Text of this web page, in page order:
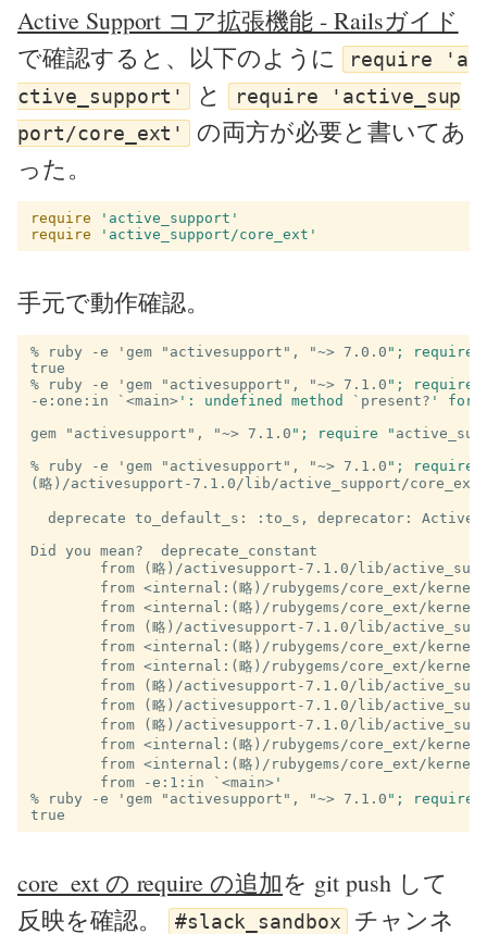
Active Support コア拡張機能 - Railsガイド
で確認すると、以下のように require 'a
ctive_support'
と require 'active_sup
port/core_ext'
の両方が必要と書いてあ
った。
require
'active_support'
require
'active_support/core_ext'
手元で動作確認。
% ruby -e 'gem "activesupport", "~> 7.0.0 "; require
% ruby -e 'gem "activesupport", "~> 7.1.0 "; require
-e:one:in `<main> ': undefined method ` present?
gem "activesupport", "~> 7.1.0 "; require "
% ruby -e 'gem "activesupport", "~> 7.1.0 "; require
(略)/activesupport-7.1.0/lib/active_support/
deprecate to_default_s: :to_s, deprecator:
from (略)/activesupport-7.1.0/lib/
from <internal:(略)/rubygems/core_ext/
from <internal:(略)/rubygems/core_ext/
from (略)/activesupport-7.1.0/lib/
from <internal:(略)/rubygems/core_ext/
from <internal:(略)/rubygems/core_ext/
from (略)/activesupport-7.1.0/lib/
from (略)/activesupport-7.1.0/lib/
from <internal:(略)/rubygems/core_ext/
from <internal:(略)/rubygems/core_ext/
	from -e:1:in `<main>
'
% ruby -e 'gem "activesupport", "~> 7.1.0 "; require
core_ext の require の追加を git push して
反映を確認。
#slack_sandbox チャンネ